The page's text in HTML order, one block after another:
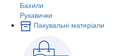
Бахили
Рукавички
Пакувальні матеріали